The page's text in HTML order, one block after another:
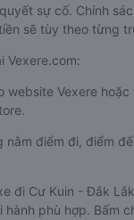
sự cố. Chính
sẽ tùy theo từng
Vexere.com:
website Vexere
nằm điểm đi, điểm
đi Cư Kuin - Đắk
hành phù hợp. Bấm